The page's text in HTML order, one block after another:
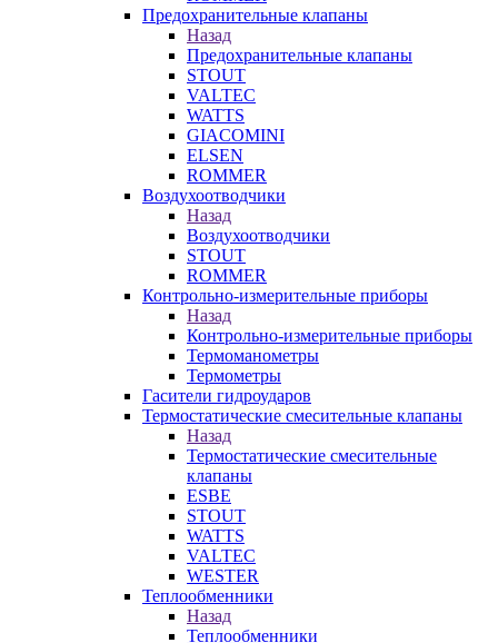
Предохранительные клапаны
Назад
Предохранительные клапаны
STOUT
VALTEC
WATTS
GIACOMINI
ELSEN
ROMMER
Воздухоотводчики
Назад
Воздухоотводчики
STOUT
ROMMER
Контрольно-измерительные приборы
Назад
Контрольно-измерительные приборы
Термоманометры
Термометры
Гасители гидроударов
Термостатические смесительные клапаны
Назад
Термостатические смесительные
клапаны
ESBE
STOUT
WATTS
VALTEC
WESTER
Теплообменники
Назад
Теплообменники